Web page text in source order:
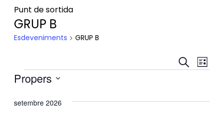
Punt de sortida
GRUP B
Esdeveniments GRUP B
Cerca
de
Llista
Esdeveniments
Propers
una
setembre 2026